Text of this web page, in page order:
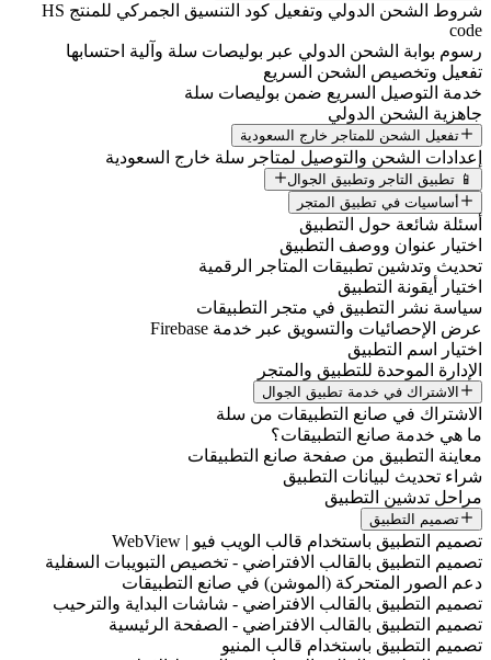
شروط الشحن الدولي وتفعيل كود التنسيق الجمركي للمنتج HS
code
رسوم بوابة الشحن الدولي عبر بوليصات سلة وآلية احتسابها
تفعيل وتخصيص الشحن السريع
خدمة التوصيل السريع ضمن بوليصات سلة
جاهزية الشحن الدولي
تفعيل الشحن للمتاجر خارج السعودية
إعدادات الشحن والتوصيل لمتاجر سلة خارج السعودية
📱 تطبيق التاجر وتطبيق الجوال
أساسيات في تطبيق المتجر
أسئلة شائعة حول التطبيق
اختيار عنوان ووصف التطبيق
تحديث وتدشين تطبيقات المتاجر الرقمية
اختيار أيقونة التطبيق
سياسة نشر التطبيق في متجر التطبيقات
عرض الإحصائيات والتسويق عبر خدمة Firebase
اختيار اسم التطبيق
الإدارة الموحدة للتطبيق والمتجر
الاشتراك في خدمة تطبيق الجوال
الاشتراك في صانع التطبيقات من سلة
ما هي خدمة صانع التطبيقات؟
معاينة التطبيق من صفحة صانع التطبيقات
شراء تحديث لبيانات التطبيق
مراحل تدشين التطبيق
تصميم التطبيق
تصميم التطبيق باستخدام قالب الويب فيو | WebView
تصميم التطبيق بالقالب الافتراضي - تخصيص التبويبات السفلية
دعم الصور المتحركة (الموشن) في صانع التطبيقات
تصميم التطبيق بالقالب الافتراضي - شاشات البداية والترحيب
تصميم التطبيق بالقالب الافتراضي - الصفحة الرئيسية
تصميم التطبيق باستخدام قالب المنيو